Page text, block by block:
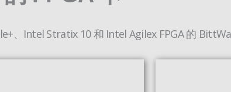
、Intel Stratix 10 和 Intel Agilex FPGA 的